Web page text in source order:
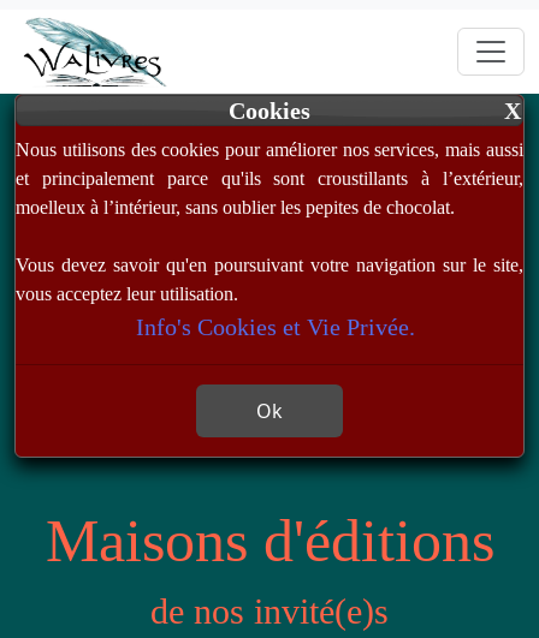
Cookies X
Nous utilisons des cookies pour améliorer nos services, mais aussi
et principalement parce qu'ils sont croustillants à l’extérieur,
moelleux à l’intérieur, sans oublier les pepites de chocolat.
Vous devez savoir qu'en poursuivant votre navigation sur le site,
vous acceptez leur utilisation.
Info's Cookies et Vie Privée.
Ok
Maisons d'éditions
de nos invité(e)s